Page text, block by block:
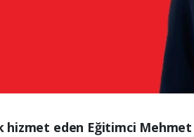
hizmet eden Eğitimci